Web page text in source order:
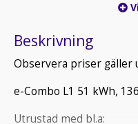
Beskrivning
Observera priser gäller
e-Combo L1 51 kWh,
Utrustad med bl.a: